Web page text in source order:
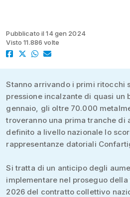
Pubblicato il 14 gen 2024
Visto 11.886 volte
Stanno arrivando i primi ritocchi
pressione incalzante di quasi un
gennaio, gli oltre 70.000
troveranno una prima tranche di
definito a livello nazionale lo
rappresentanze datoriali
Si tratta di un anticipo degli
implementare nel proseguo
2026 del contratto collettivo